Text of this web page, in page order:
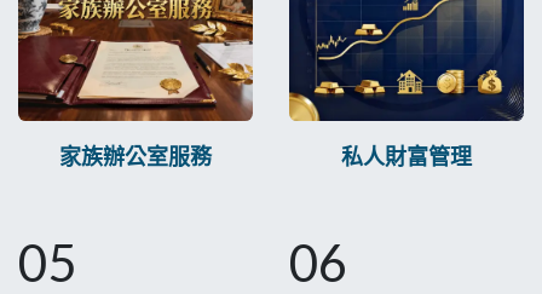
家族辦公室服務 私人財富管理
05 06